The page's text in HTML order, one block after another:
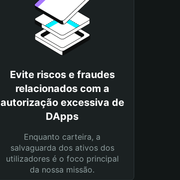
Evite riscos e fraudes
relacionados com a
autorização excessiva de
DApps
Enquanto carteira, a
salvaguarda dos ativos dos
utilizadores é o foco principal
da nossa missão.